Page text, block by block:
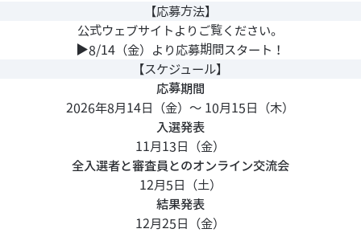
【応募方法】
公式ウェブサイトよりご覧ください。
▶︎8/14（金）より応募期間スタート！
【スケジュール】
応募期間
2026年8月14日（金）〜 10月15日（木）
入選発表
11月13日（金）
全入選者と審査員とのオンライン交流会
12月5日（土）
結果発表
12月25日（金）